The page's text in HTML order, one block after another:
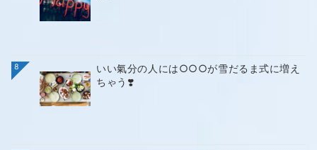
8
いい氣分の人には○○○が雪だるま式に増え
ちゃう❣️